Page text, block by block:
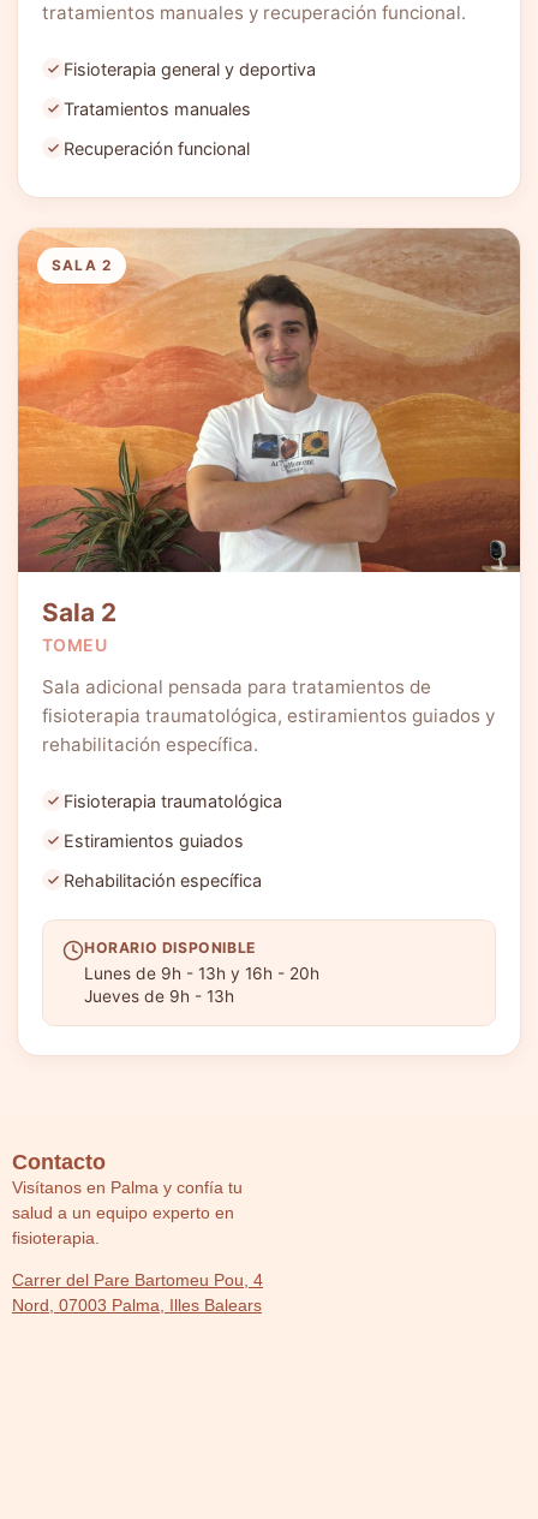
tratamientos manuales y recuperación funcional.
Fisioterapia general y deportiva
Tratamientos manuales
Recuperación funcional
SALA 2
Sala 2
TOMEU
Sala adicional pensada para tratamientos de
fisioterapia traumatológica, estiramientos guiados y
rehabilitación específica.
Fisioterapia traumatológica
Estiramientos guiados
Rehabilitación específica
HORARIO DISPONIBLE
Lunes de 9h - 13h y 16h - 20h
Jueves de 9h - 13h
Contacto
Visítanos en Palma y confía tu
salud a un equipo experto en
fisioterapia.
Carrer del Pare Bartomeu Pou, 4
Nord, 07003 Palma, Illes Balears